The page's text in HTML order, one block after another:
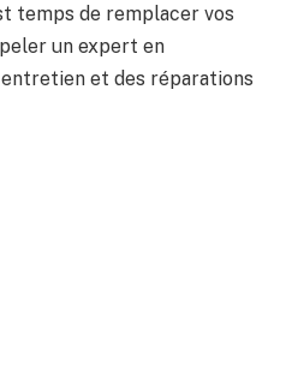
temps de remplacer vos
un expert en
et des réparations